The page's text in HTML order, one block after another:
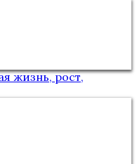
жизнь, рост,